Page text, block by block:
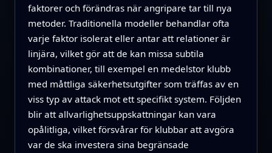
faktorer och förändras när angripare tar till nya
metoder. Traditionella modeller behandlar ofta
varje faktor isolerat eller antar att relationer är
linjära, vilket gör att de kan missa subtila
kombinationer, till exempel en medelstor klubb
med måttliga säkerhetsutgifter som träffas av en
viss typ av attack mot ett specifikt system. Följden
blir att allvarlighetsuppskattningar kan vara
opålitliga, vilket försvårar för klubbar att avgöra
var de ska investera sina begränsade